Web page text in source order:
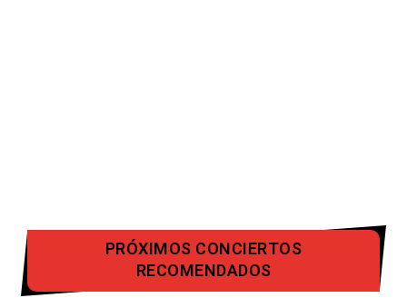
PRÓXIMOS CONCIERTOS
RECOMENDADOS